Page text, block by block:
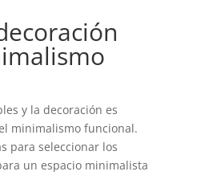
y la decoración es
minimalismo funcional.
para seleccionar los
un espacio minimalista